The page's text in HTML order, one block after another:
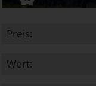
Preis:
Wert: